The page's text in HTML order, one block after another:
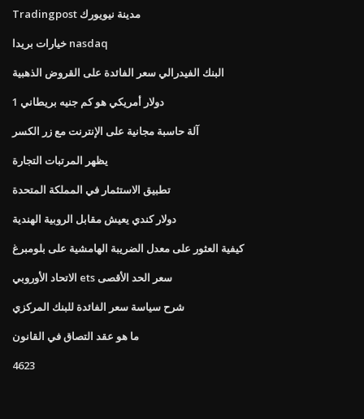
Tradingpost مدينة نيويورك
خيارات بريدا nasdaq
البنك الفيدرالي سعر الفائدة على القروض الذهبية
1 دولار أمريكي هو كم جنيه بريطاني
آلة حاسبة مجانية على الإنترنت مع زر الكسر
يظهر المرتبات التجارة
تطبيق الاستثمار في المملكة المتحدة
دولار كندي يعيش مقابل الروبية الهندية
كيفية العثور على معدل الضريبة الهامشية على بلومبرغ
الاتحاد الأوروبي ets سعر الحد الأقصى
شرح سياسة سعر الفائدة للبنك المركزي
ما هو عقد التصاق في القانون
4623